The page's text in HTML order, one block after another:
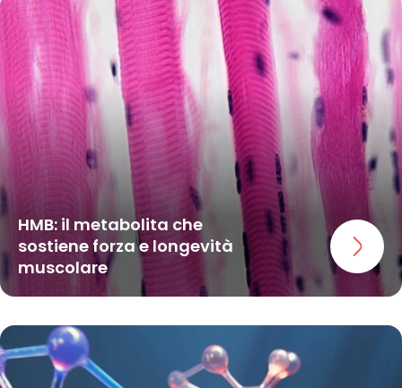
HMB: il metabolita che
sostiene forza e longevità
muscolare